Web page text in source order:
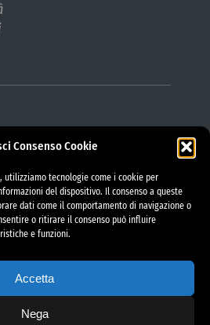
Consenso Cookie
utilizziamo tecnologie come i cookie per
del dispositivo. Il consenso a queste
dati come il comportamento di navigazione o
o ritirare il consenso può influire
e funzioni.
Accetta
Nega
Trasparente
di Matrimonio